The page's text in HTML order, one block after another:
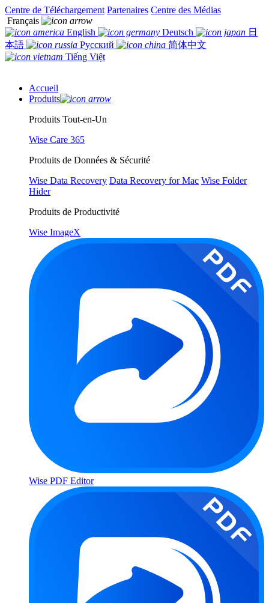
Centre de Téléchargement Partenaires Centre des Médias
Français
English
Deutsch
日
本語
Русский
简体中文
Tiếng Việt
Accueil
Produits
Produits Tout-en-Un
Wise Care 365
Produits de Données & Sécurité
Wise Data Recovery Data Recovery for Mac Wise Folder
Hider
Produits de Productivité
Wise ImageX
Wise PDF Editor